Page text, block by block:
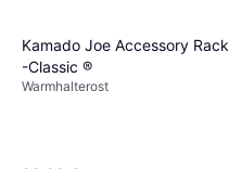
Kamado Joe Accessory Rack
-Classic ®
Warmhalterost